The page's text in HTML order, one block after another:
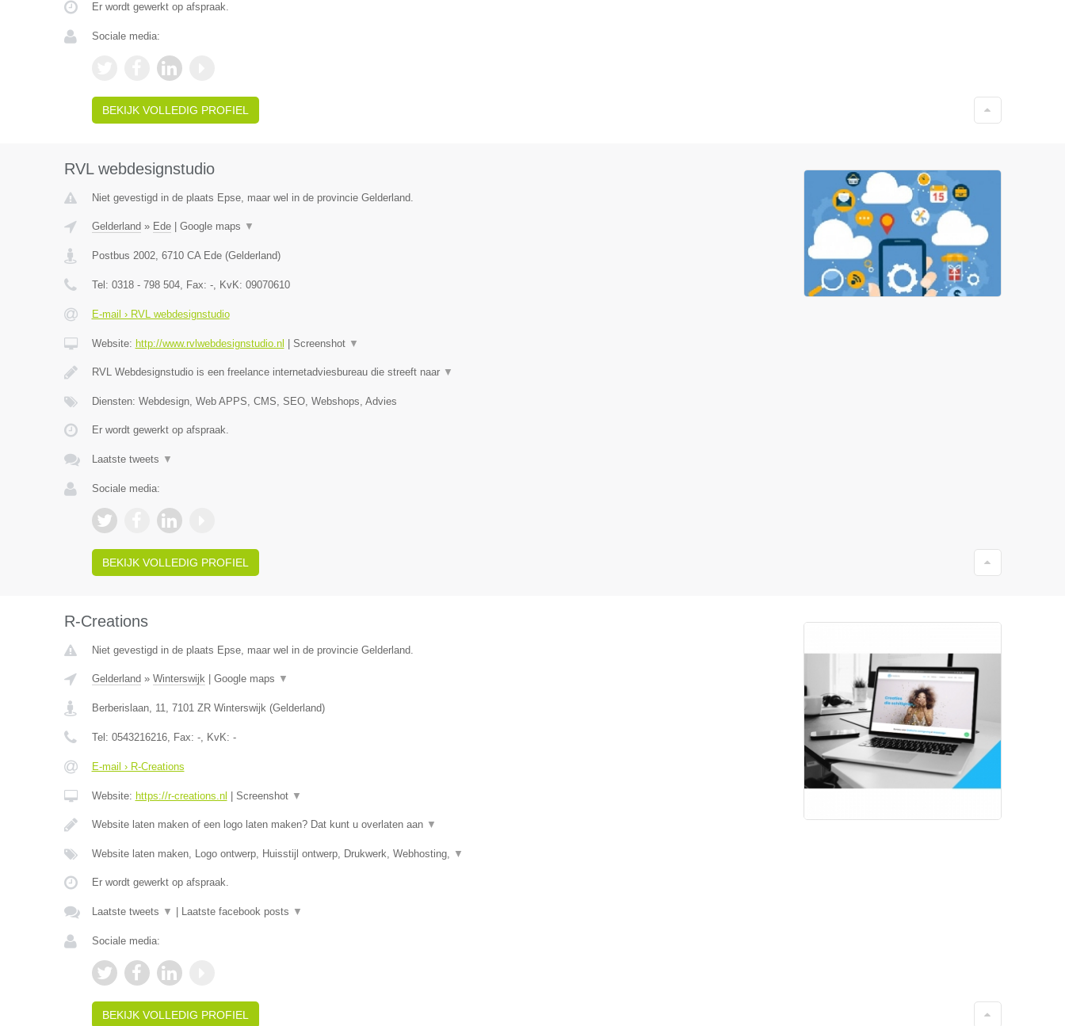
Er wordt gewerkt op afspraak.
Sociale media:
BEKIJK VOLLEDIG PROFIEL
RVL webdesignstudio
Niet gevestigd in de plaats Epse, maar wel in de provincie Gelderland.
Gelderland » Ede| Google maps ▼
Postbus 2002, 6710 CA Ede(Gelderland)
Tel: 0318 - 798 504, Fax: -, KvK: 09070610
E-mail › RVL webdesignstudio
Website: http://www.rvlwebdesignstudio.nl Screenshot ▼
RVL Webdesignstudio is een freelance internetadviesbureau die streeft naar ▼
Diensten: Webdesign, Web APPS, CMS, SEO, Webshops, Advies
Er wordt gewerkt op afspraak.
Laatste tweets ▼
Sociale media:
BEKIJK VOLLEDIG PROFIEL
R-Creations
Niet gevestigd in de plaats Epse, maar wel in de provincie Gelderland.
Gelderland » Winterswijk| Google maps ▼
Berberislaan, 11, 7101 ZR Winterswijk(Gelderland)
Tel: 0543216216, Fax: -, KvK: -
E-mail › R-Creations
Website: https://r-creations.nl Screenshot ▼
Website laten maken of een logo laten maken? Dat kunt u overlaten aan ▼
Website laten maken, Logo ontwerp, Huisstijl ontwerp, Drukwerk, Webhosting, ▼
Er wordt gewerkt op afspraak.
Laatste tweets ▼ Laatste facebook posts ▼
Sociale media:
BEKIJK VOLLEDIG PROFIEL